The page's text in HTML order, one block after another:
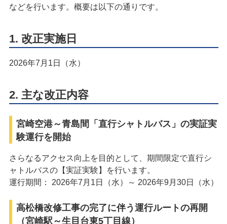
などを行います。概要は以下の通りです。
1. 改正実施日
2026年7月1日（水）
2. 主な改正内容
宮崎空港～青島間「直行シャトルバス」の実証実
験運行を開始
さらなるアクセス向上を目的として、期間限定で直行シ
ャトルバスの【実証実験】を行います。
運行期間： 2026年7月1日（水）～ 2026年9月30日（水）
高松橋改修工事の完了に伴う運行ルートの再開
（宮崎駅～生目台東5丁目線）